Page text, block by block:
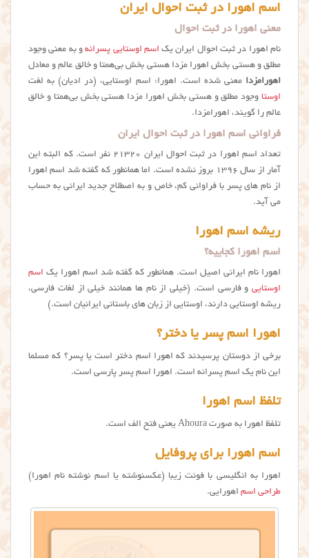
اسم اهورا در ثبت احوال ایران
معنی اهورا در ثبت احوال
نام اهورا در ثبت احوال ایران یک اسم اوستایی پسرانهو به معنی وجود
مطلق و هستی بخش اهورا مزدا هستی بخش بی‌همتا و خالق عالم و معادل
اهورامزدا معنی شده است. اهورا: اسم اوستایی، (در ادیان) به لغت
اوستا وجود مطلق و هستی بخش اهورا مزدا هستی بخش بی‌همتا و خالق
عالم را گویند، اهورامزدا.
فراوانی اسم اهورا در ثبت احوال ایران
تعداد اسم اهورا در ثبت احوال ایران ۲۱۳۲۰ نفر است. که البته این
آمار از سال ۱۳۹۶ بروز نشده است. اما همانطور که گفته شد اسم اهورا
از نام های پسر با فراوانی کم، خاص و به اصطلاح جدید ایرانی به حساب
می آید.
ریشه اسم اهورا
اسم اهورا کجاییه؟
اهورا نام ایرانی اصیل است. همانطور که گفته شد اسم اهورا یک اسم
اوستایی و فارسی است. (خیلی از نام ها همانند خیلی از لغات فارسی،
ریشه اوستایی دارند، اوستایی از زبان های باستانی ایرانیان است.)
اهورا اسم پسر یا دختر؟
برخی از دوستان پرسیدند که اهورا اسم دختر است یا پسر؟ که مسلما
این نام یک اسم پسرانه است. اهورا اسم پسر پارسی است.
تلفظ اسم اهورا
تلفظ اهورا به صورت Ahoura یعنی فتح الف است.
اسم اهورا برای پروفایل
اهورا به انگلیسی با فونت زیبا (عکسنوشته یا اسم نوشته نام اهورا)
طراحی اسم اهورایی.